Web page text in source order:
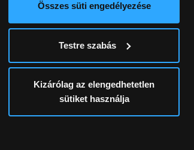
Összes süti engedélyezése
Testre szabás
Kizárólag az elengedhetetlen
sütiket használja